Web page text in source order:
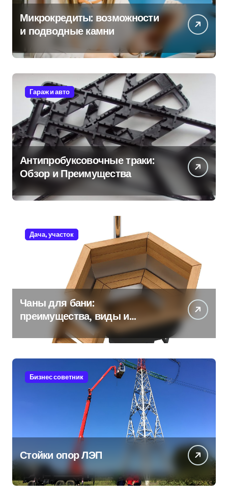
Микрокредиты: возможности
и подводные камни
Гараж и авто
Антипробуксовочные траки:
Обзор и Преимущества
Дача, участок
Чаны для бани:
преимущества, виды и
особенности использования
Бизнес советник
Стойки опор ЛЭП